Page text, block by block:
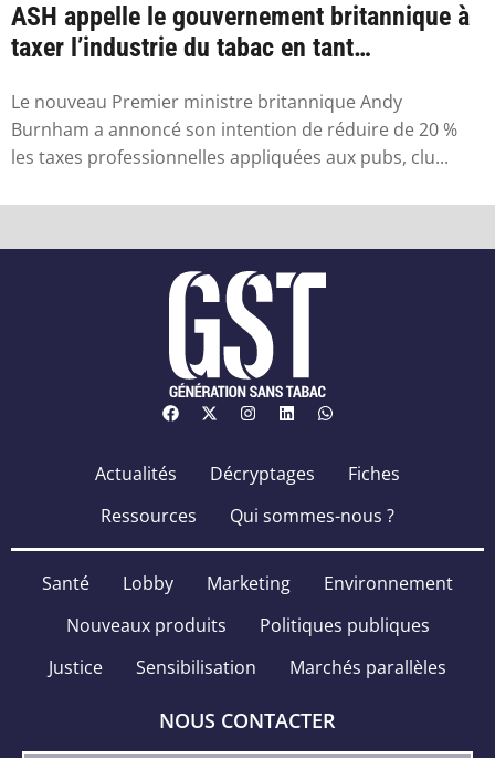
ASH appelle le gouvernement britannique à
taxer l’industrie du tabac en tant
Le nouveau Premier ministre britannique Andy
Burnham a annoncé son intention de réduire de 20 %
les taxes professionnelles appliquées aux pubs, clu...
Actualités Décryptages
Fiches
Ressources
Qui sommes-nous ?
Santé Lobby Marketing
Environnement
Nouveaux produits
Politiques publiques
Justice
Sensibilisation Marchés parallèles
NOUS CONTACTER